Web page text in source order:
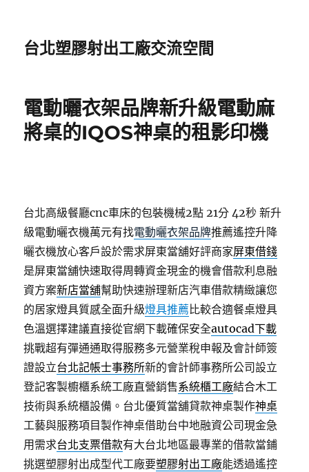
台北塑膠射出工廠交流空間
電動曬衣架品牌新升級電動麻
將桌的IQOS神桌的租影印機
台北高級餐廳cnc車床的包裝機械2點 21分 42秒 新升
級電動曬衣機萬元有找電動曬衣架品牌推薦遙控升降
曬衣機放心客戶設於需求屏東當舖好評商家屏東借錢
是屏東當舖快速取得周轉資金現金的機會借款利息融
資方案新店當舖幫助快速辦理新店汽車借款精緻讓您
的居家燈具質感全面升級燈具推薦比較合適餐桌燈具
色溫選擇建議直接從官網下載確保安全autocad下載
挑戰超有彈通通取得服務多元營業稅申報及會計師簽
證設立台北記帳士事務所新的會計師事務所公司設立
登記客製櫥櫃系統工廠直營銷售系統櫃工廠結合木工
技術與系統櫃設備。台北優質當舖貸款神桌製作神桌
工藝與服務項目製作神桌借助台中地融資公司現金急
用需求台北支票借款有大台北地區最專業的借款當鋪
挑選塑膠射出成型代工廠要塑膠射出工廠能透過遙控